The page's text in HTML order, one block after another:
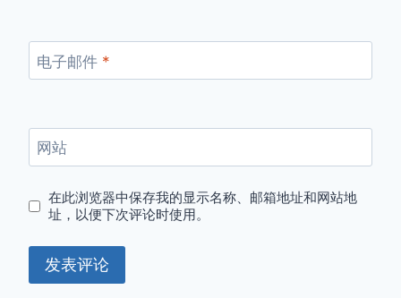
电子邮件 *
网站
在此浏览器中保存我的显示名称、邮箱地址和网站地
址，以便下次评论时使用。